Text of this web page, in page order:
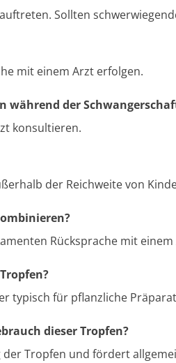
Sollten
mit einem Arzt erfolgen.
während der
konsultieren.
der Reichweite von
Rücksprache mit
typisch für pflanzliche
dieser Tropfen?
Tropfen und fördert